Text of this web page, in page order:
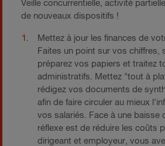
Veille concurrentielle, activité
de nouveaux dispositifs !
Mettez à jour les finances de
Faites un point sur vos chiffres,
préparez vos papiers et traitez
administratifs. Mettez "tout à
rédigez vos documents de
afin de faire circuler au mieux
vos salariés. Face à une baisse
réflexe est de réduire les coûts
dirigeant et employeur, vous